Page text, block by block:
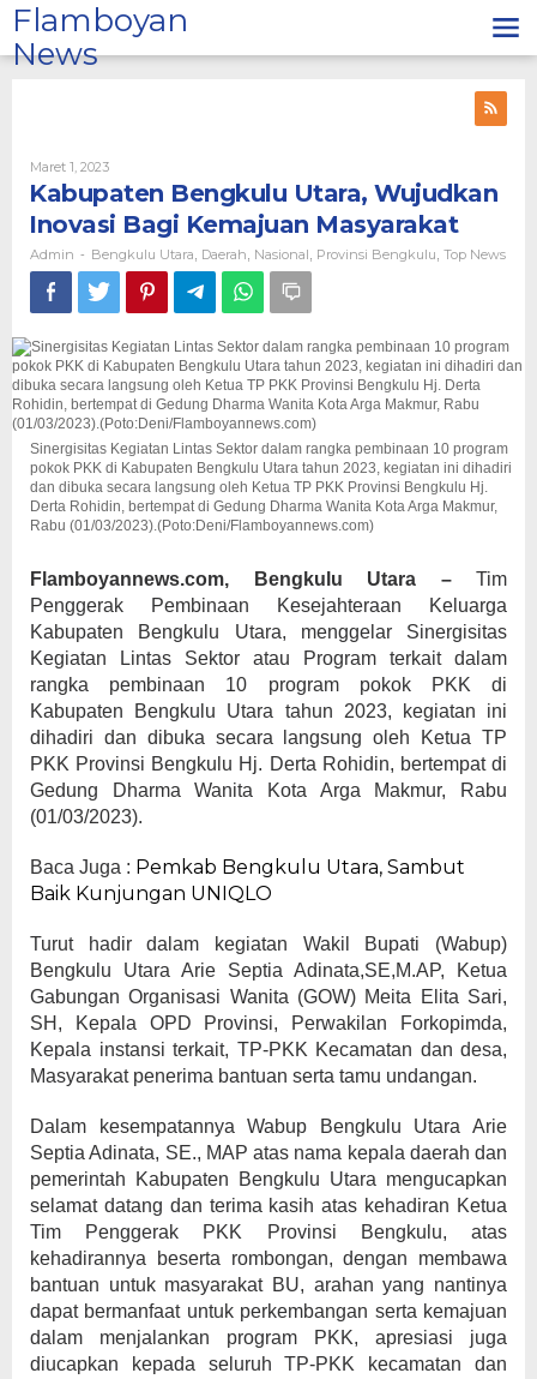
Lewati
ke
konten
Flamboyan
News
Maret 1, 2023Oleh
Admin
Kabupaten Bengkulu Utara, Wujudkan
Inovasi Bagi Kemajuan Masyarakat
Admin - Bengkulu Utara Daerah Nasional Provinsi Bengkulu Top News
Sinergisitas Kegiatan Lintas Sektor dalam rangka pembinaan 10 program
pokok PKK di Kabupaten Bengkulu Utara tahun 2023, kegiatan ini dihadiri
dan dibuka secara langsung oleh Ketua TP PKK Provinsi Bengkulu Hj.
Derta Rohidin, bertempat di Gedung Dharma Wanita Kota Arga Makmur,
Rabu (01/03/2023).(Poto:Deni/Flamboyannews.com)
Flamboyannews.com, Bengkulu Utara –Tim
Penggerak Pembinaan Kesejahteraan Keluarga
Kabupaten Bengkulu Utara, menggelar Sinergisitas
Kegiatan Lintas Sektor atau Program terkait dalam
rangka pembinaan 10 program pokok PKK di
Kabupaten Bengkulu Utara tahun 2023, kegiatan ini
dihadiri dan dibuka secara langsung oleh Ketua TP
PKK Provinsi Bengkulu Hj. Derta Rohidin, bertempat di
Gedung Dharma Wanita Kota Arga Makmur, Rabu
(01/03/2023).
Baca Juga : Pemkab Bengkulu Utara, Sambut
Baik Kunjungan UNIQLO
Turut hadir dalam kegiatan Wakil Bupati (Wabup)
Bengkulu Utara Arie Septia Adinata,SE,M.AP, Ketua
Gabungan Organisasi Wanita (GOW) Meita Elita Sari,
SH, Kepala OPD Provinsi, Perwakilan Forkopimda,
Kepala instansi terkait, TP-PKK Kecamatan dan desa,
Masyarakat penerima bantuan serta tamu undangan.
Dalam kesempatannya Wabup Bengkulu Utara Arie
Septia Adinata, SE., MAP atas nama kepala daerah dan
pemerintah Kabupaten Bengkulu Utara mengucapkan
selamat datang dan terima kasih atas kehadiran Ketua
Tim Penggerak PKK Provinsi Bengkulu, atas
kehadirannya beserta rombongan, dengan membawa
bantuan untuk masyarakat BU, arahan yang nantinya
dapat bermanfaat untuk perkembangan serta kemajuan
dalam menjalankan program PKK, apresiasi juga
diucapkan kepada seluruh TP-PKK kecamatan dan